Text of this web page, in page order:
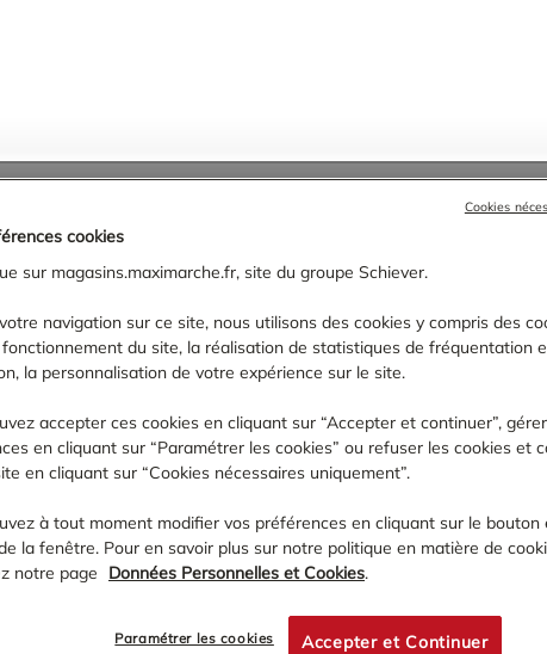
TROUVER UN MAGASIN MAXIMARCHÉ
PROXIMITÉ DE :MARCILLY-SUR-TILLE
cookies
sur magasins.maximarche.fr, site du groupe Schiever.
navigation sur ce site, nous utilisons des cookies y compris des
fonctionnement du site, la réalisation de statistiques de fréquentation
la personnalisation de votre expérience sur le site.
accepter ces cookies en cliquant sur “Accepter et continuer”,
en cliquant sur “Paramétrer les cookies” ou refuser les cookies et
en cliquant sur “Cookies nécessaires uniquement”.
à tout moment modifier vos préférences en cliquant sur le bouton
la fenêtre. Pour en savoir plus sur notre politique en matière de
notre page
Données Personnelles et Cookies.
Accepter et Continuer
Paramétrer les cookies
Cookies